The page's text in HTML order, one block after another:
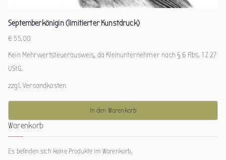
Septemberkönigin (limitierter Kunstdruck)
€ 55,00
Kein Mehrwertsteuerausweis, da Kleinunternehmer nach § 6 Abs. 1 Z 27
UStG.
zzgl.Versandkosten
In den Warenkorb
Warenkorb
Es befinden sich keine Produkte im Warenkorb.